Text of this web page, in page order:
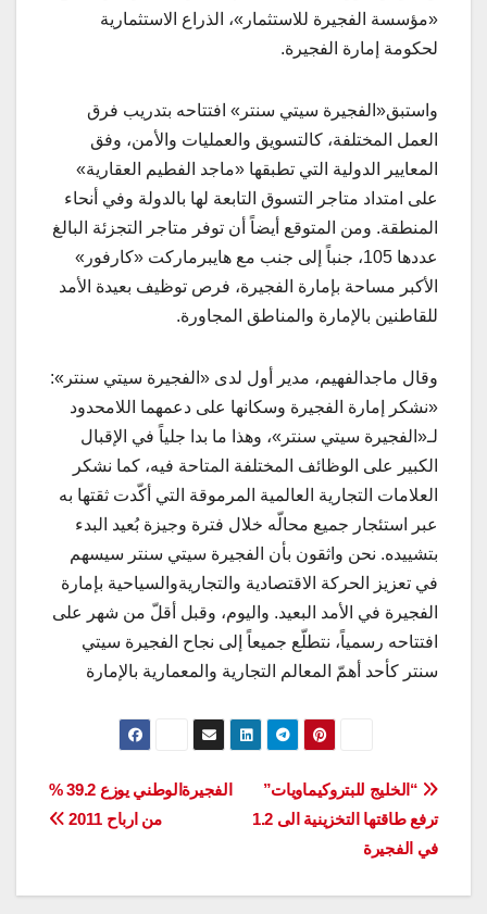
«مؤسسة الفجيرة للاستثمار»، الذراع الاستثمارية
لحكومة إمارة الفجيرة.
واستبق«الفجيرة سيتي سنتر» افتتاحه بتدريب فرق
العمل المختلفة، كالتسويق والعمليات والأمن، وفق
المعايير الدولية التي تطبقها «ماجد الفطيم العقارية»
على امتداد متاجر التسوق التابعة لها بالدولة وفي أنحاء
المنطقة. ومن المتوقع أيضاً أن توفر متاجر التجزئة البالغ
عددها 105، جنباً إلى جنب مع هايبرماركت «كارفور»
الأكبر مساحة بإمارة الفجيرة، فرص توظيف بعيدة الأمد
للقاطنين بالإمارة والمناطق المجاورة.
وقال ماجدالفهيم، مدير أول لدى «الفجيرة سيتي سنتر»:
«نشكر إمارة الفجيرة وسكانها على دعمهما اللامحدود
لـ«الفجيرة سيتي سنتر»، وهذا ما بدا جلياً في الإقبال
الكبير على الوظائف المختلفة المتاحة فيه، كما نشكر
العلامات التجارية العالمية المرموقة التي أكّدت ثقتها به
عبر استئجار جميع محالّه خلال فترة وجيزة بُعيد البدء
بتشييده. نحن واثقون بأن الفجيرة سيتي سنتر سيسهم
في تعزيز الحركة الاقتصادية والتجاريةوالسياحية بإمارة
الفجيرة في الأمد البعيد. واليوم، وقبل أقلّ من شهر على
افتتاحه رسمياً، نتطلّع جميعاً إلى نجاح الفجيرة سيتي
سنتر كأحد أهمّ المعالم التجارية والمعمارية بالإمارة
تصفّح
المقالات
الفجيرةالوطني يوزع 39.2 %
من ارباح 2011
“الخليج للبتروكيماويات”
ترفع طاقتها التخزينية الى 1.2
في الفجيرة